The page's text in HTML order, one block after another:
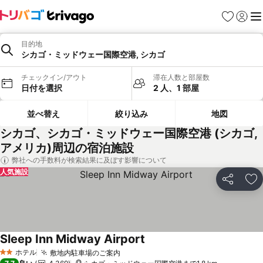
お気に入り
ログイ
メ
目的地
シカゴ・ミッドウェー国際空港, シカゴ
チェックイン/アウト
日付を選択
滞在人数と部屋数
2 人、1 部屋
並べ替え 絞り込み 地図
シカゴ、シカゴ・ミッドウェー国際空港 (シカゴ,
アメリカ)周辺の宿泊施設
弊社への手数料が検索結果に及ぼす影響について
シェア お
人気施設
2 ホテルのランク
ホテル 敷地内駐車場のご案内
Sleep Inn Midway Airport